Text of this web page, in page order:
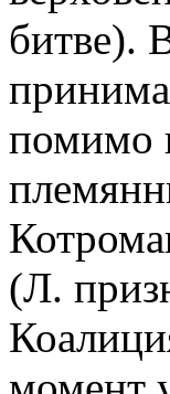
битве).
помимо
(Л.